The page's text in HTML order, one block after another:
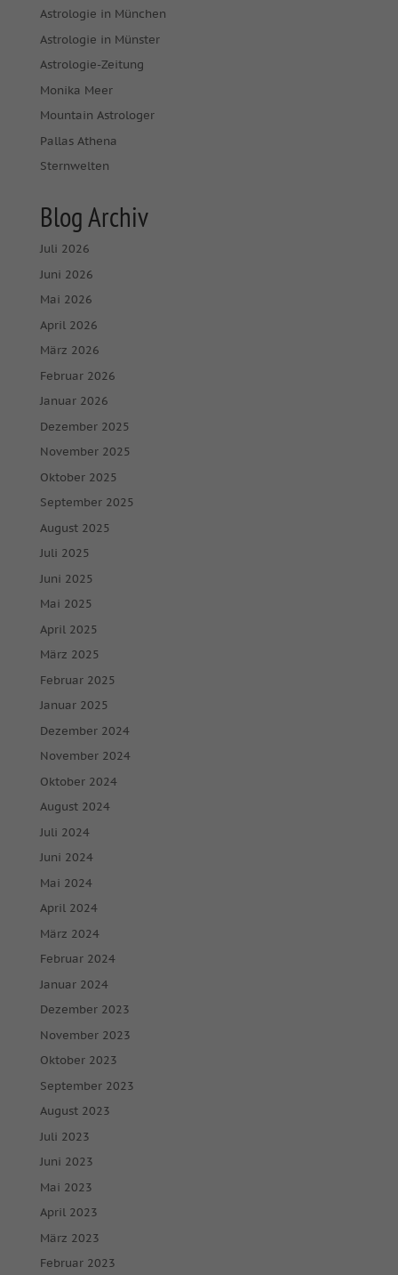
Astrologie in München
Astrologie in Münster
Astrologie-Zeitung
Monika Meer
Mountain Astrologer
Pallas Athena
Sternwelten
Blog Archiv
Juli 2026
Juni 2026
Mai 2026
April 2026
März 2026
Februar 2026
Januar 2026
Dezember 2025
November 2025
Oktober 2025
September 2025
August 2025
Juli 2025
Juni 2025
Mai 2025
April 2025
März 2025
Februar 2025
Januar 2025
Dezember 2024
November 2024
Oktober 2024
August 2024
Juli 2024
Juni 2024
Mai 2024
April 2024
März 2024
Februar 2024
Januar 2024
Dezember 2023
November 2023
Oktober 2023
September 2023
August 2023
Juli 2023
Juni 2023
Mai 2023
April 2023
März 2023
Februar 2023